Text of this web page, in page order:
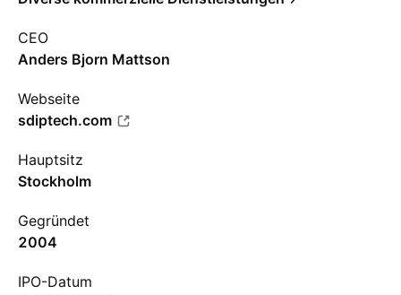
CEO
Anders Bjorn Mattson
Webseite
sdiptech.com
Hauptsitz
Stockholm
Gegründet
2004
IPO-Datum